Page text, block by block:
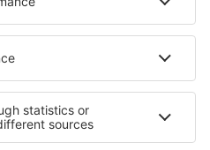
Hoteluri Boveglio
în Pilar De La Horadada